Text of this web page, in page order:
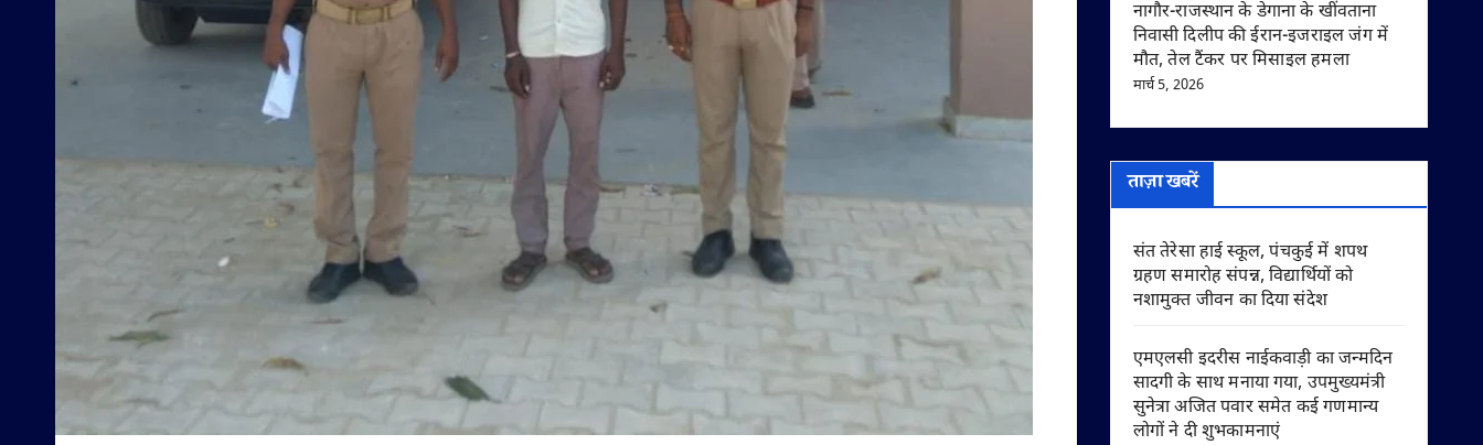
नागौर-राजस्थान के डेगाना के खींवताना
निवासी दिलीप की ईरान-इजराइल जंग में
मौत, तेल टैंकर पर मिसाइल हमला
मार्च 5, 2026
ताज़ा खबरें
संत तेरेसा हाई स्कूल, पंचकुई में शपथ
ग्रहण समारोह संपन्न, विद्यार्थियों को
नशामुक्त जीवन का दिया संदेश
एमएलसी इदरीस नाईकवाड़ी का जन्मदिन
सादगी के साथ मनाया गया, उपमुख्यमंत्री
सुनेत्रा अजित पवार समेत कई गणमान्य
लोगों ने दी शुभकामनाएं